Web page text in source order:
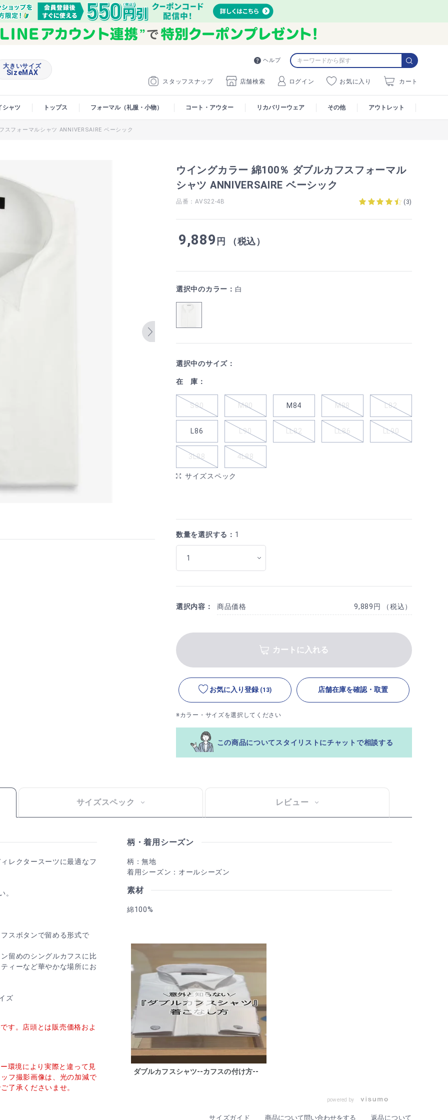
ヘルプ
スタッフスナップ 店舗検索 ログイン お気に入り カート
大きいサイズ
SizeMAX
シャツ トップス フォーマル（礼服・小物） コート・アウター リカバリーウェア その他 アウトレット
スフォーマルシャツ ANNIVERSAIRE ベーシック
ウイングカラー 綿100％ ダブルカフスフォーマル
シャツ ANNIVERSAIRE ベーシック
品番：AVS22-4B (3)
9,889 円 （税込）
選択中のカラー： 白
選択中のサイズ：
在 庫：
S80 M80 M84 M88 L82
L86 L90 LL82 LL86 LL90
3L88 4L88
サイズスペック
数量を選択する： 1
選択内容： 商品価格 9,889円 （税込）
カートに入れる
お気に入り登録 (13) 店舗在庫を確認・取置
※カラー・サイズを選択してください
この商品についてスタイリストにチャットで相談する
サイズスペック レビュー
レクタースーツに最適なフ
。
スボタンで留める形式で
留めのシングルカフスに比
ィーなど華やかな場所にお
ズ
す。店頭とは販売価格およ
環境により実際と違って見
フ撮影画像は、光の加減で
了承くださいませ。
柄・着用シーズン
柄：無地
着用シーズン：オールシーズン
素材
綿100%
ダブルカフスシャツ--カフスの付け方--
powered by
サイズガイド 商品について問い合わせをする 返品について